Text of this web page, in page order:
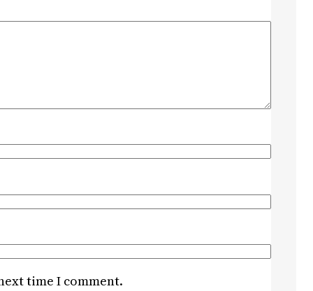
time I comment.